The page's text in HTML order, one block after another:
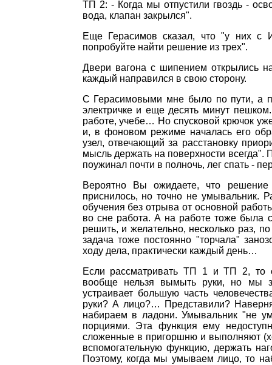
ТП 2: - Когда мы отпустили гвоздь -
вода, клапан закрылся".
Еще Герасимов сказал, что "у них с
попробуйте найти решение из трех".
Двери вагона с шипением открылись
каждый направился в свою сторону.
С Герасимовыми мне было по пути, а
электричке и еще десять минут
работе, учебе… Но спусковой крючок
и, в фоновом режиме началась его
узел, отвечающий за расстановку
мысль держать на поверхности
поужинал почти в полночь, лег спать -
Вероятно Вы ожидаете, что
приснилось, но точно не умывальник.
обучения без отрыва от основной
во сне работа. А на работе тоже была
решить, и желательно, несколько раз,
задача тоже постоянно "торчала"
ходу дела, практически каждый день…
Если рассматривать ТП 1 и ТП 2, то
вообще нельзя вымыть руки, но мы
устраивает большую часть
руки? А лицо?… Представили?
набираем в ладони. Умывальник "не
порциями. Эта функция ему
сложенные в пригоршню и выполняют
вспомогательную функцию, держать
Поэтому, когда мы умываем лицо, то